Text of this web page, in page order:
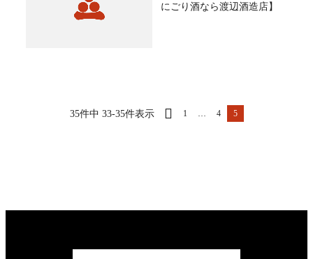
にごり酒なら渡辺酒造店】
35件中 33-35件表示 1 … 4 5